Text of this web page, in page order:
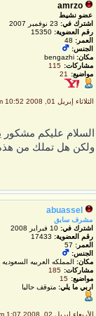
amrzo
عضو نشيط
اشترك في:23 نوفمبر 2007
رقم العضوية:15350
العمر: 48
الجنس:
مكان:bengazhi
مشاركات:
115
مواضيع:
21
الثلاثاء إبريل 01, 2008 10:52 pm
عليكم مشكور
هل تملك من هذه
abuassel
مشرف سابق
اشترك في:10 فبراير 2008
رقم العضوية:17433
العمر: 57
الجنس:
مكان:المملكه العربيه السعوديه
مشاركات:
185
مواضيع:
15
اربي ما يلي:متوقف حاليا
الأربعاء إبريل 02, 2008 1:07 am